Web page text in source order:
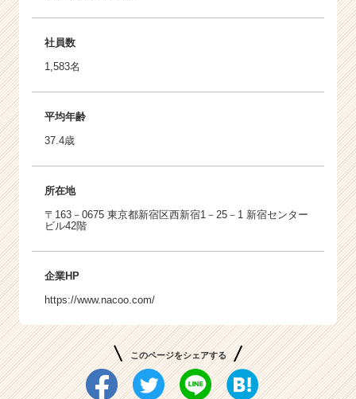
社員数
1,583名
平均年齢
37.4歳
所在地
〒163－0675 東京都新宿区西新宿1－25－1 新宿センター
ビル42階
企業HP
https://www.nacoo.com/
このページをシェアする